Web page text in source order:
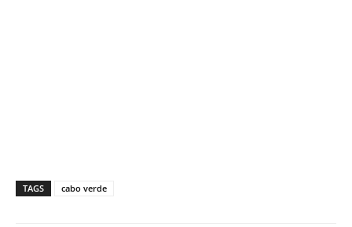
TAGS cabo verde